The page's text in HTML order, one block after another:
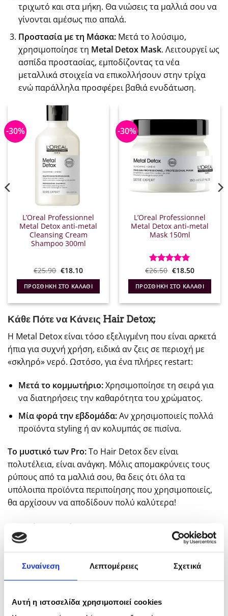
Συναίνεση Λεπτομέρειες Σχετικά
Αυτή η ιστοσελίδα χρησιμοποιεί cookies
τριχωτό και στα μήκη. Θα νιώσεις τα μαλλιά σου να
γίνονται αμέσως πιο απαλά.
Προστασία με τη Μάσκα:Μετά το λούσιμο,
χρησιμοποίησε τη Metal Detox Mask. Λειτουργεί ως
ασπίδα προστασίας, εμποδίζοντας τα νέα
μεταλλικά στοιχεία να επικολλήσουν στην τρίχα
ενώ παράλληλα προσφέρει βαθιά ενυδάτωση.
-30%
L’Oreal Professionnel
Metal Detox anti-metal
Cleansing Cream
Shampoo 300ml
€25.90 Original
was:
€25.90.
€18.10Η
τιμή
είναι:
€18.10.
ΠΡΟΣΘΉΚΗ ΣΤΟ ΚΑΛΆΘΙ
-30%
L’Oreal Professionnel
Metal Detox anti-metal
Mask 150ml
Βαθμολογήθηκε
με5από 5
€26.50 Original
was:
€26.50.
€18.50Η
τιμή
είναι:
€18.50.
ΠΡΟΣΘΉΚΗ ΣΤΟ ΚΑΛΆΘΙ
Κάθε Πότε να Κάνεις Hair Detox;
Η Metal Detox είναι τόσο εξελιγμένη που είναι αρκετά
ήπια για συχνή χρήση, ειδικά αν ζεις σε περιοχή με
«σκληρό» νερό. Ωστόσο, για ένα πλήρες restart:
Μετά το κομμωτήριο:Χρησιμοποίησε τη σειρά για
να διατηρήσεις την καθαρότητα του χρώματος.
Μία φορά την εβδομάδα:Αν χρησιμοποιείς πολλά
προϊόντα styling ή αν κολυμπάς σε πισίνα.
Το μυστικό των Pro:Το Hair Detox δεν είναι
πολυτέλεια, είναι ανάγκη. Μόλις απομακρύνεις τους
ρύπους από τα μαλλιά σου, θα δεις ότι όλα τα
υπόλοιπα προϊόντα περιποίησης που χρησιμοποιείς,
θα αρχίσουν να αποδίδουν πολύ καλύτερα!
Διαβάστε επίσης >>
την Εγκυμοσύνη
Μαλλιά σαν του Κομμωτηρίου; Μάθε τι